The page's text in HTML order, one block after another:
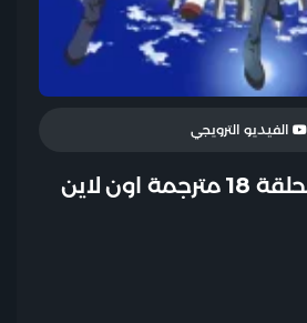
الفيديو الترويجي